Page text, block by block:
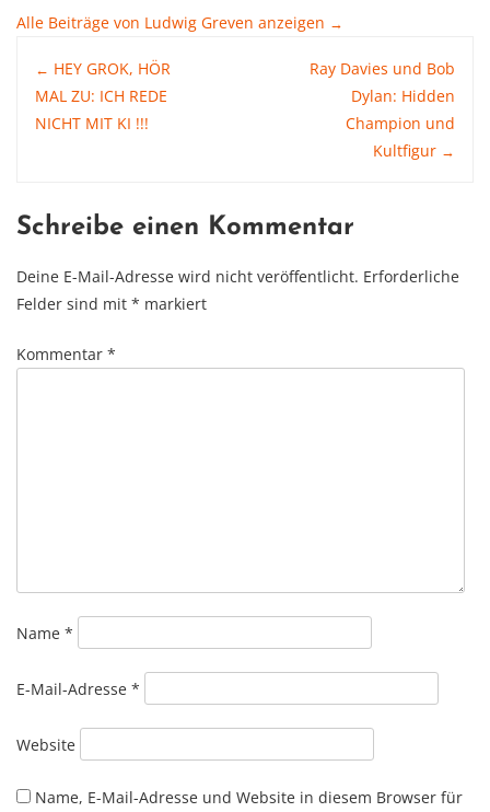
Alle Beiträge von Ludwig Greven anzeigen →
Post
navigation
← HEY GROK, HÖR
MAL ZU: ICH REDE
NICHT MIT KI !!!
Ray Davies und Bob
Dylan: Hidden
Champion und
Kultfigur →
Schreibe einen Kommentar
Deine E-Mail-Adresse wird nicht veröffentlicht. Erforderliche
Felder sind mit * markiert
Kommentar *
Name *
E-Mail-Adresse *
Website
Name, E-Mail-Adresse und Website in diesem Browser für